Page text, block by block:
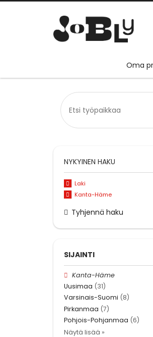
Oma
NYKYINEN HAKU
Laki
Kanta-Häme
Tyhjennä haku
SIJAINTI
Kanta-Häme
Uusimaa (31)
Varsinais-Suomi (8)
Pirkanmaa (7)
Pohjois-Pohjanmaa (6)
Näytä lisää »